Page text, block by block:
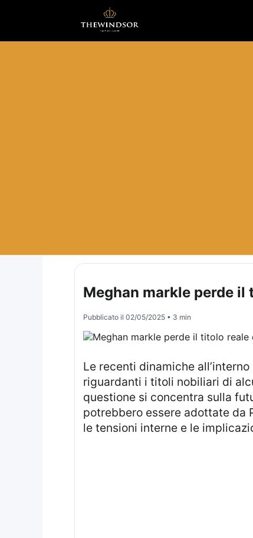
Meghan markle perde
Pubblicato il 02/05/2025• 3 min
Le recenti dinamiche all’interno della famiglia reale britannica stanno attirando l’attenzione su possibili cambiamenti
riguardanti i titoli nobiliari di
questione si concentra sulla
potrebbero essere adottate da
le tensioni interne e le